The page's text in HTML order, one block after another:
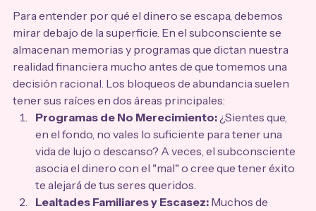
Para entender por qué el dinero se escapa, debemos
mirar debajo de la superficie. En el subconsciente se
almacenan memorias y programas que dictan nuestra
realidad financiera mucho antes de que tomemos una
decisión racional. Los bloqueos de abundancia suelen
tener sus raíces en dos áreas principales:
Programas de No Merecimiento: ¿Sientes que,
en el fondo, no vales lo suficiente para tener una
vida de lujo o descanso? A veces, el subconsciente
asocia el dinero con el "mal" o cree que tener éxito
te alejará de tus seres queridos.
Lealtades Familiares y Escasez: Muchos de